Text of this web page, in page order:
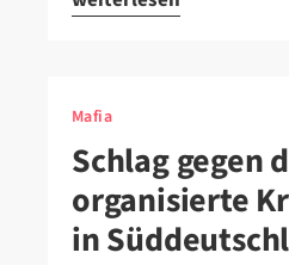
Mafia
Schlag gegen
organisierte
in